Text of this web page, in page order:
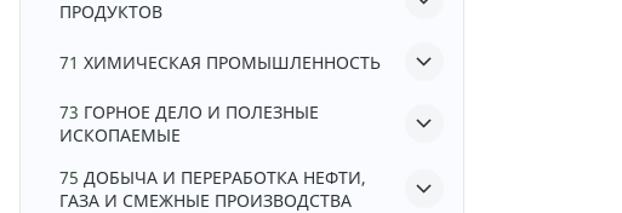
ПРОДУКТОВ
71 ХИМИЧЕСКАЯ ПРОМЫШЛЕННОСТЬ
73 ГОРНОЕ ДЕЛО И ПОЛЕЗНЫЕ
ИСКОПАЕМЫЕ
75 ДОБЫЧА И ПЕРЕРАБОТКА НЕФТИ,
ГАЗА И СМЕЖНЫЕ ПРОИЗВОДСТВА